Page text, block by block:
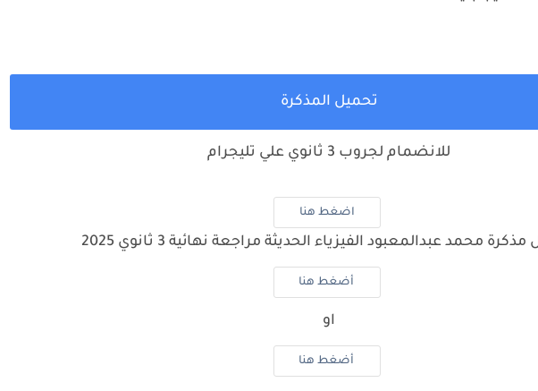
تحميل المذكرة
للانضمام لجروب 3 ثانوي علي تليجرام
اضغط هنا
محمد عبدالمعبود الفيزياء الحديثة مراجعة نهائية 3 ثانوي 2025
أضغط هنا
او
أضغط هنا